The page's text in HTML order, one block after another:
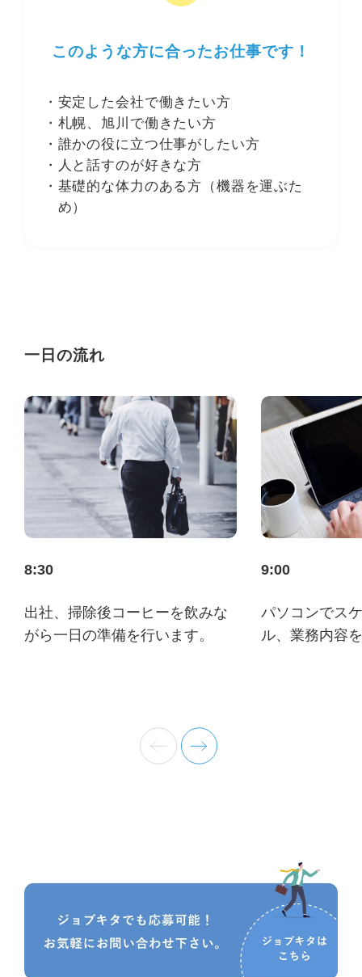
このような方に合ったお仕事です！
安定した会社で働きたい方
札幌、旭川で働きたい方
誰かの役に立つ仕事がしたい方
人と話すのが好きな方
基礎的な体力のある方（機器を運ぶた
め）
一日の流れ
8:30
出社、掃除後コーヒーを飲みな
がら一日の準備を行います。
9:00
パソコンでス
ル、業務内容